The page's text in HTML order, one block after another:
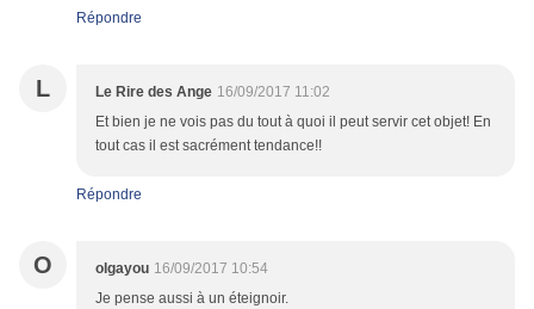
Répondre
L Le Rire des Ange 16/09/2017 11:02
Et bien je ne vois pas du tout à quoi il peut servir cet objet! En
tout cas il est sacrément tendance!!
Répondre
O olgayou 16/09/2017 10:54
Je pense aussi à un éteignoir.